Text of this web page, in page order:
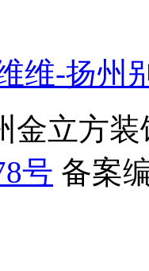
维-扬州
金立方
号 备案